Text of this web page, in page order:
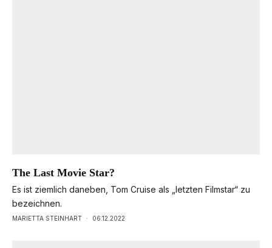
The Last Movie Star?
Es ist ziemlich daneben, Tom Cruise als „letzten Filmstar“ zu
bezeichnen.
MARIETTA STEINHART · 06.12.2022